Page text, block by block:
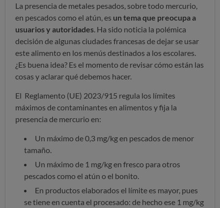
La presencia de metales pesados, sobre todo mercurio,
en pescados como el atún, es un tema que preocupa a
usuarios y autoridades . Ha sido noticia la polémica
decisión de algunas ciudades francesas de dejar se usar
este alimento en los menús destinados a los escolares.
¿Es buena idea? Es el momento de revisar cómo están las
cosas y aclarar qué debemos hacer.
El Reglamento (UE) 2023/915 regula los límites
máximos de contaminantes en alimentos y fija la
presencia de mercurio en:
Un máximo de 0,3 mg/kg en pescados de menor
tamaño.
Un máximo de 1 mg/kg en fresco para otros
pescados como el atún o el bonito.
En productos elaborados el límite es mayor, pues
se tiene en cuenta el procesado: de hecho ese 1 mg/kg